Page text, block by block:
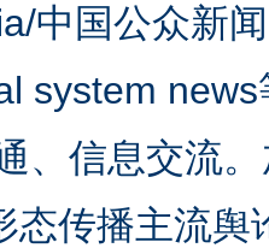
中国公众新
system
、信息交流
态传播主流